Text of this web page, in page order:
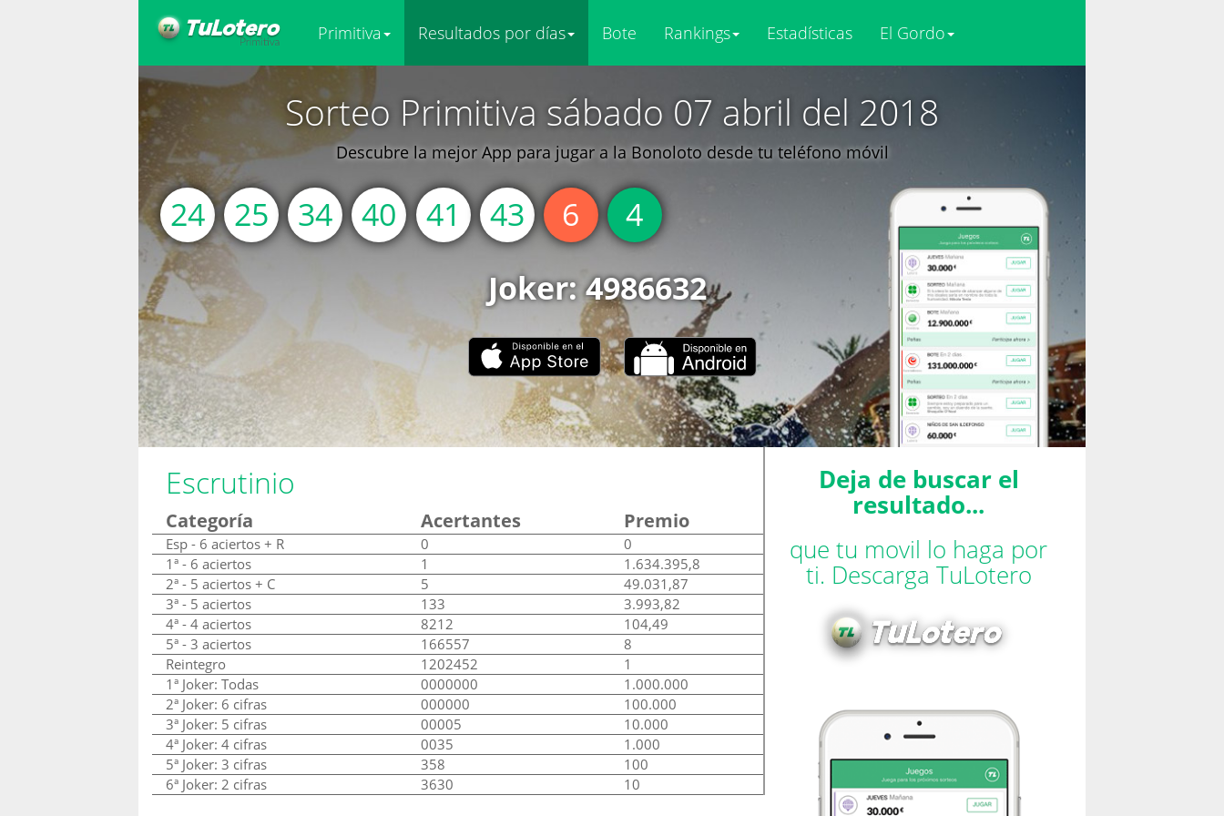
Primitiva Resultados por días Bote Rankings Estadísticas El Gordo
Sorteo Primitiva sábado 07 abril del 2018
Descubre la mejor App para jugar a la Bonoloto desde tu teléfono móvil
24 25 34 40 41 43 6
4
Joker: 4986632
Escrutinio
Categoría Acertantes Premio
Esp - 6 aciertos + R 0
0
1ª - 6 aciertos
1
1.634.395,8
2ª - 5 aciertos + C
5
49.031,87
3ª - 5 aciertos
133
3.993,82
4ª - 4 aciertos
8212
104,49
5ª - 3 aciertos
166557
8
Reintegro
1202452
1
1ª Joker: Todas
0000000
1.000.000
2ª Joker: 6 cifras
000000
100.000
3ª Joker: 5 cifras
00005
10.000
4ª Joker: 4 cifras
0035
1.000
5ª Joker: 3 cifras
358
100
6ª Joker: 2 cifras
3630 10
Deja de buscar el
resultado...
que tu movil lo haga por
ti. Descarga TuLotero